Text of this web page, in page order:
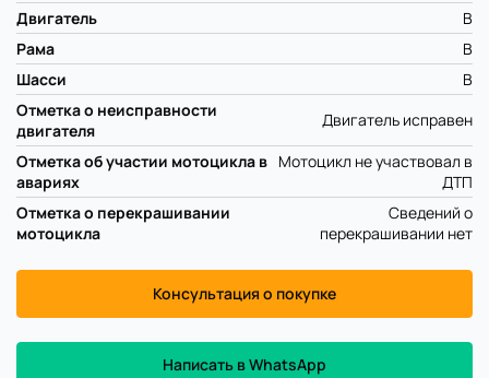
Двигатель
B
Рама
B
Шасси
B
Отметка о неисправности
двигателя
Двигатель исправен
Отметка об участии мотоцикла в
авариях
Мотоцикл не участвовал в
ДТП
Отметка о перекрашивании
мотоцикла
Сведений о
перекрашивании нет
Консультация о покупке
Написать в WhatsApp